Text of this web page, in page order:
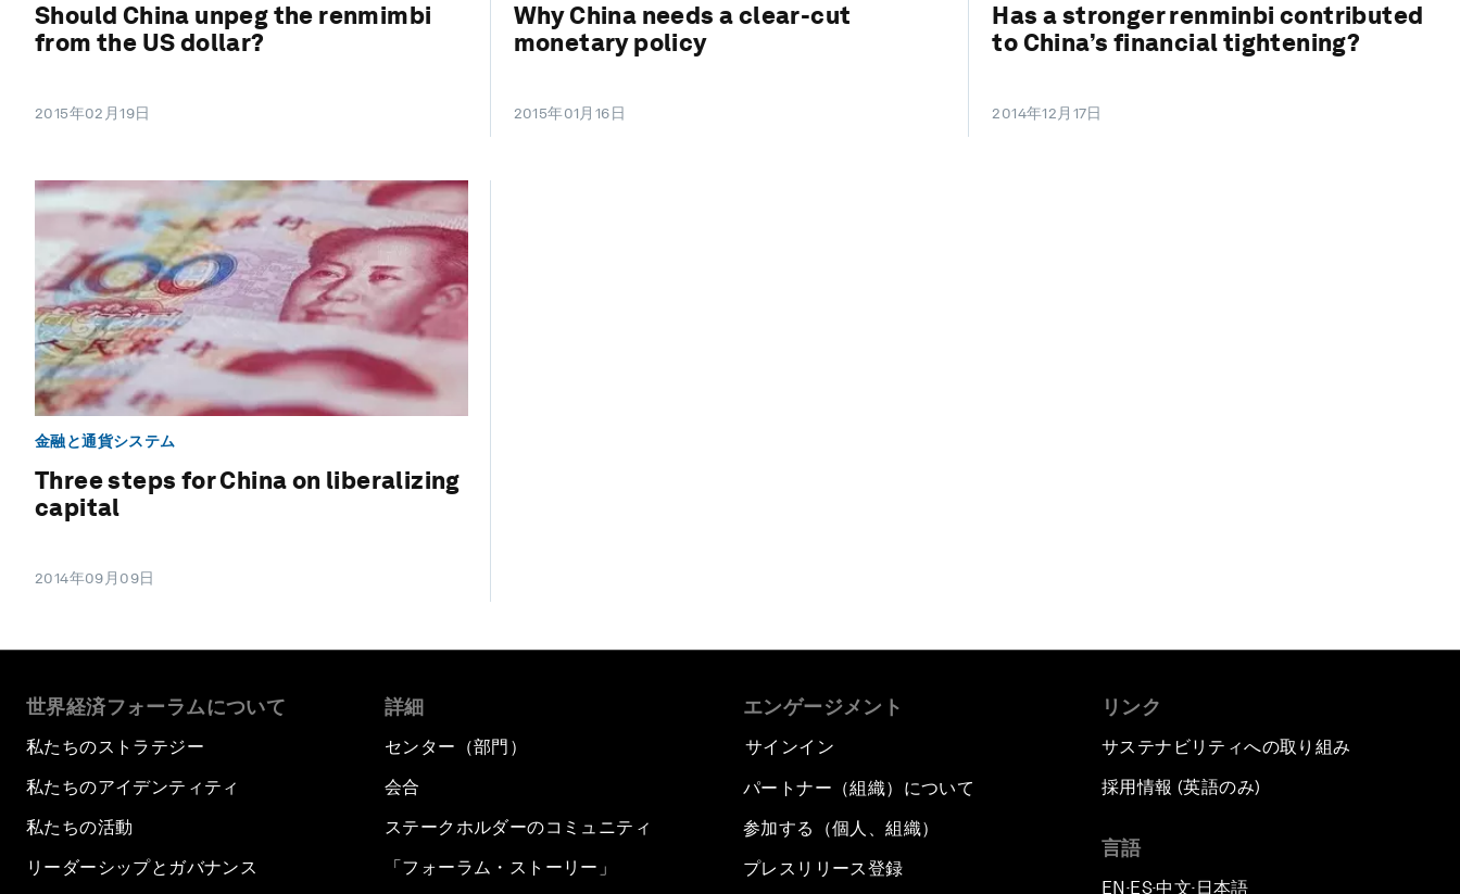
Should China unpeg the renmimbi
from the US dollar?
2015年02月19日
Why China needs a clear-cut
monetary policy
2015年01月16日
Has a stronger renminbi contributed
to China’s financial tightening?
2014年12月17日
金融と通貨システム
Three steps for China on liberalizing
capital
2014年09月09日
世界経済フォーラムについて
私たちのストラテジー
私たちのアイデンティティ
私たちの活動
リーダーシップとガバナンス
詳細
センター（部門）
会合
ステークホルダーのコミュニティ
「フォーラム・ストーリー」
エンゲージメント
サインイン
パートナー（組織）について
参加する（個人、組織）
プレスリリース登録
リンク
サステナビリティへの取り組み
採用情報 (英語のみ)
言語
EN ▪ ES▪中文▪ 日本語